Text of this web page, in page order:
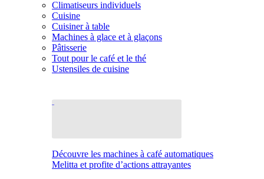
Climatiseurs individuels
Cuisine
Cuisiner à table
Machines à glace et à glaçons
Pâtisserie
Tout pour le café et le thé
Ustensiles de cuisine
Découvre les machines à café automatiques
Melitta et profite d’actions attrayantes